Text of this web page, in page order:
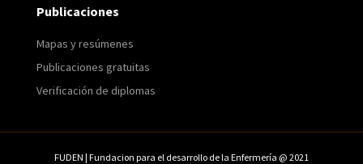
Publicaciones
Mapas y resúmenes
Publicaciones gratuitas
Verificación de diplomas
FUDEN | Fundacion para el desarrollo de la Enfermería @ 2021